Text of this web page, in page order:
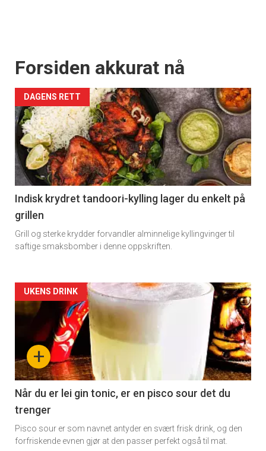
Forsiden akkurat nå
DAGENS RETT
Indisk krydret tandoori-kylling lager du enkelt på
grillen
Grill og sterke krydder forvandler alminnelige kyllingvinger til
saftige smaksbomber i denne oppskriften.
Forsiden
akkurat
nå
-
2
+
UKENS DRINK
Når du er lei gin tonic, er en pisco sour det du
trenger
Pisco sour er som navnet antyder en svært frisk drink, og den
forfriskende evnen gjør at den passer perfekt også til mat.